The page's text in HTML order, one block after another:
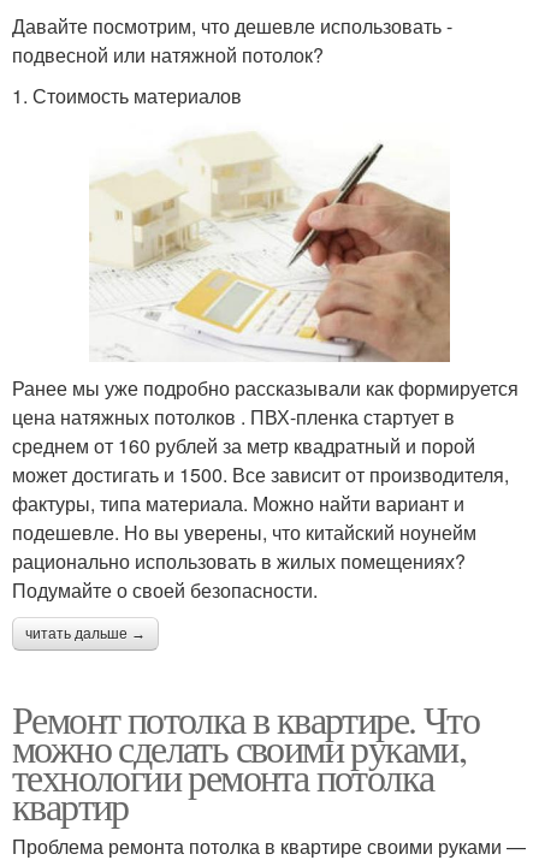
Давайте посмотрим, что дешевле использовать -
подвесной или натяжной потолок?
1. Стоимость материалов
Ранее мы уже подробно рассказывали как формируется
цена натяжных потолков . ПВХ-пленка стартует в
среднем от 160 рублей за метр квадратный и порой
может достигать и 1500. Все зависит от производителя,
фактуры, типа материала. Можно найти вариант и
подешевле. Но вы уверены, что китайский ноунейм
рационально использовать в жилых помещениях?
Подумайте о своей безопасности.
читать дальше →
Ремонт потолка в квартире. Что
можно сделать своими руками,
технологии ремонта потолка
квартир
Проблема ремонта потолка в квартире своими руками —